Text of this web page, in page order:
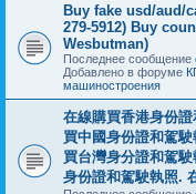
Buy fake usd/aud/
279-5912) Buy
Wesbutman)
Последнее сообщение
Добавлено в форуме
машиностроения
在線購買香港身份
買中國身份證和駕
買台灣身分證和駕
身份證和駕駛執照.